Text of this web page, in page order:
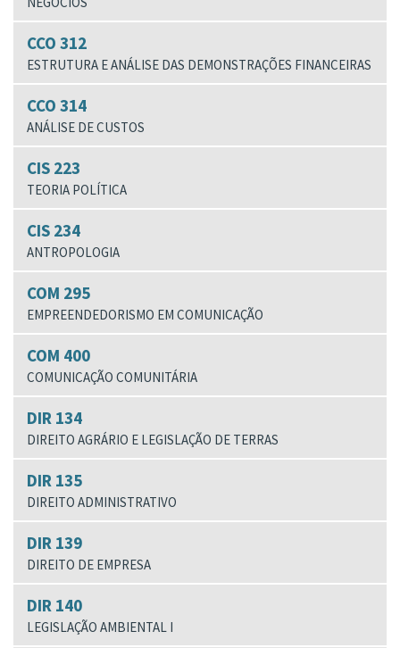
CCO 312
ESTRUTURA E ANÁLISE DAS DEMONSTRAÇÕES FINANCEIRAS
CCO 314
ANÁLISE DE CUSTOS
CIS 223
TEORIA POLÍTICA
CIS 234
ANTROPOLOGIA
COM 295
EMPREENDEDORISMO EM COMUNICAÇÃO
COM 400
COMUNICAÇÃO COMUNITÁRIA
DIR 134
DIREITO AGRÁRIO E LEGISLAÇÃO DE TERRAS
DIR 135
DIREITO ADMINISTRATIVO
DIR 139
DIREITO DE EMPRESA
DIR 140
LEGISLAÇÃO AMBIENTAL I